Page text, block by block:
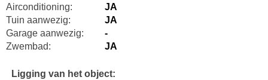
Airconditioning:
JA
Tuin aanwezig:
JA
Garage aanwezig:
-
Zwembad:
JA
Ligging van het object: